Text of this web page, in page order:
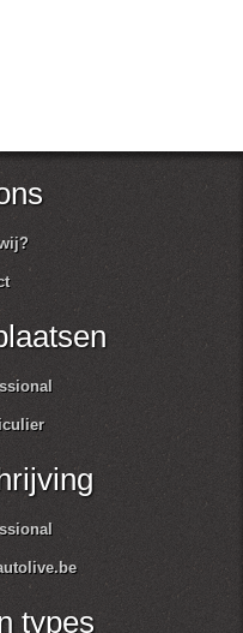
types